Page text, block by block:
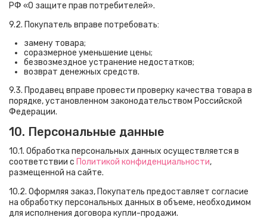
РФ «О защите прав потребителей».
9.2. Покупатель вправе потребовать:
замену товара;
соразмерное уменьшение цены;
безвозмездное устранение недостатков;
возврат денежных средств.
9.3. Продавец вправе провести проверку качества товара в
порядке, установленном законодательством Российской
Федерации.
10. Персональные данные
10.1. Обработка персональных данных осуществляется в
соответствии с Политикой конфиденциальности,
размещенной на сайте.
10.2. Оформляя заказ, Покупатель предоставляет согласие
на обработку персональных данных в объеме, необходимом
для исполнения договора купли-продажи.